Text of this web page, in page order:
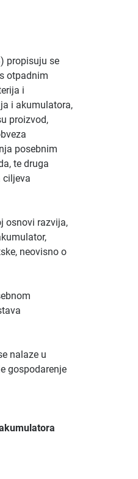
propisuju se
otpadnim
i
i akumulatora,
proizvod,
posebnim
te druga
ciljeva
osnovi razvija,
neovisno o
nalaze u
gospodarenje